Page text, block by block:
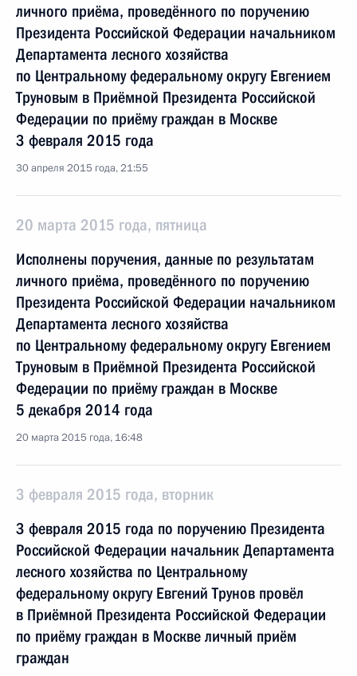
личного приёма, проведённого по поручению
Президента Российской Федерации начальником
Департамента лесного хозяйства
по Центральному федеральному округу Евгением
Труновым в Приёмной Президента Российской
Федерации по приёму граждан в Москве
3 февраля 2015 года
30 апреля 2015 года, 21:55
20 марта 2015 года, пятница
Исполнены поручения, данные по результатам
личного приёма, проведённого по поручению
Президента Российской Федерации начальником
Департамента лесного хозяйства
по Центральному федеральному округу Евгением
Труновым в Приёмной Президента Российской
Федерации по приёму граждан в Москве
5 декабря 2014 года
20 марта 2015 года, 16:48
3 февраля 2015 года, вторник
3 февраля 2015 года по поручению Президента
Российской Федерации начальник Департамента
лесного хозяйства по Центральному
федеральному округу Евгений Трунов провёл
в Приёмной Президента Российской Федерации
по приёму граждан в Москве личный приём
граждан